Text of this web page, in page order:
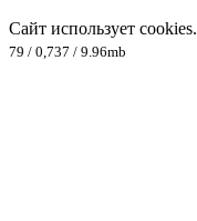
Сайт использует cookies.
79 / 0,737 / 9.96mb